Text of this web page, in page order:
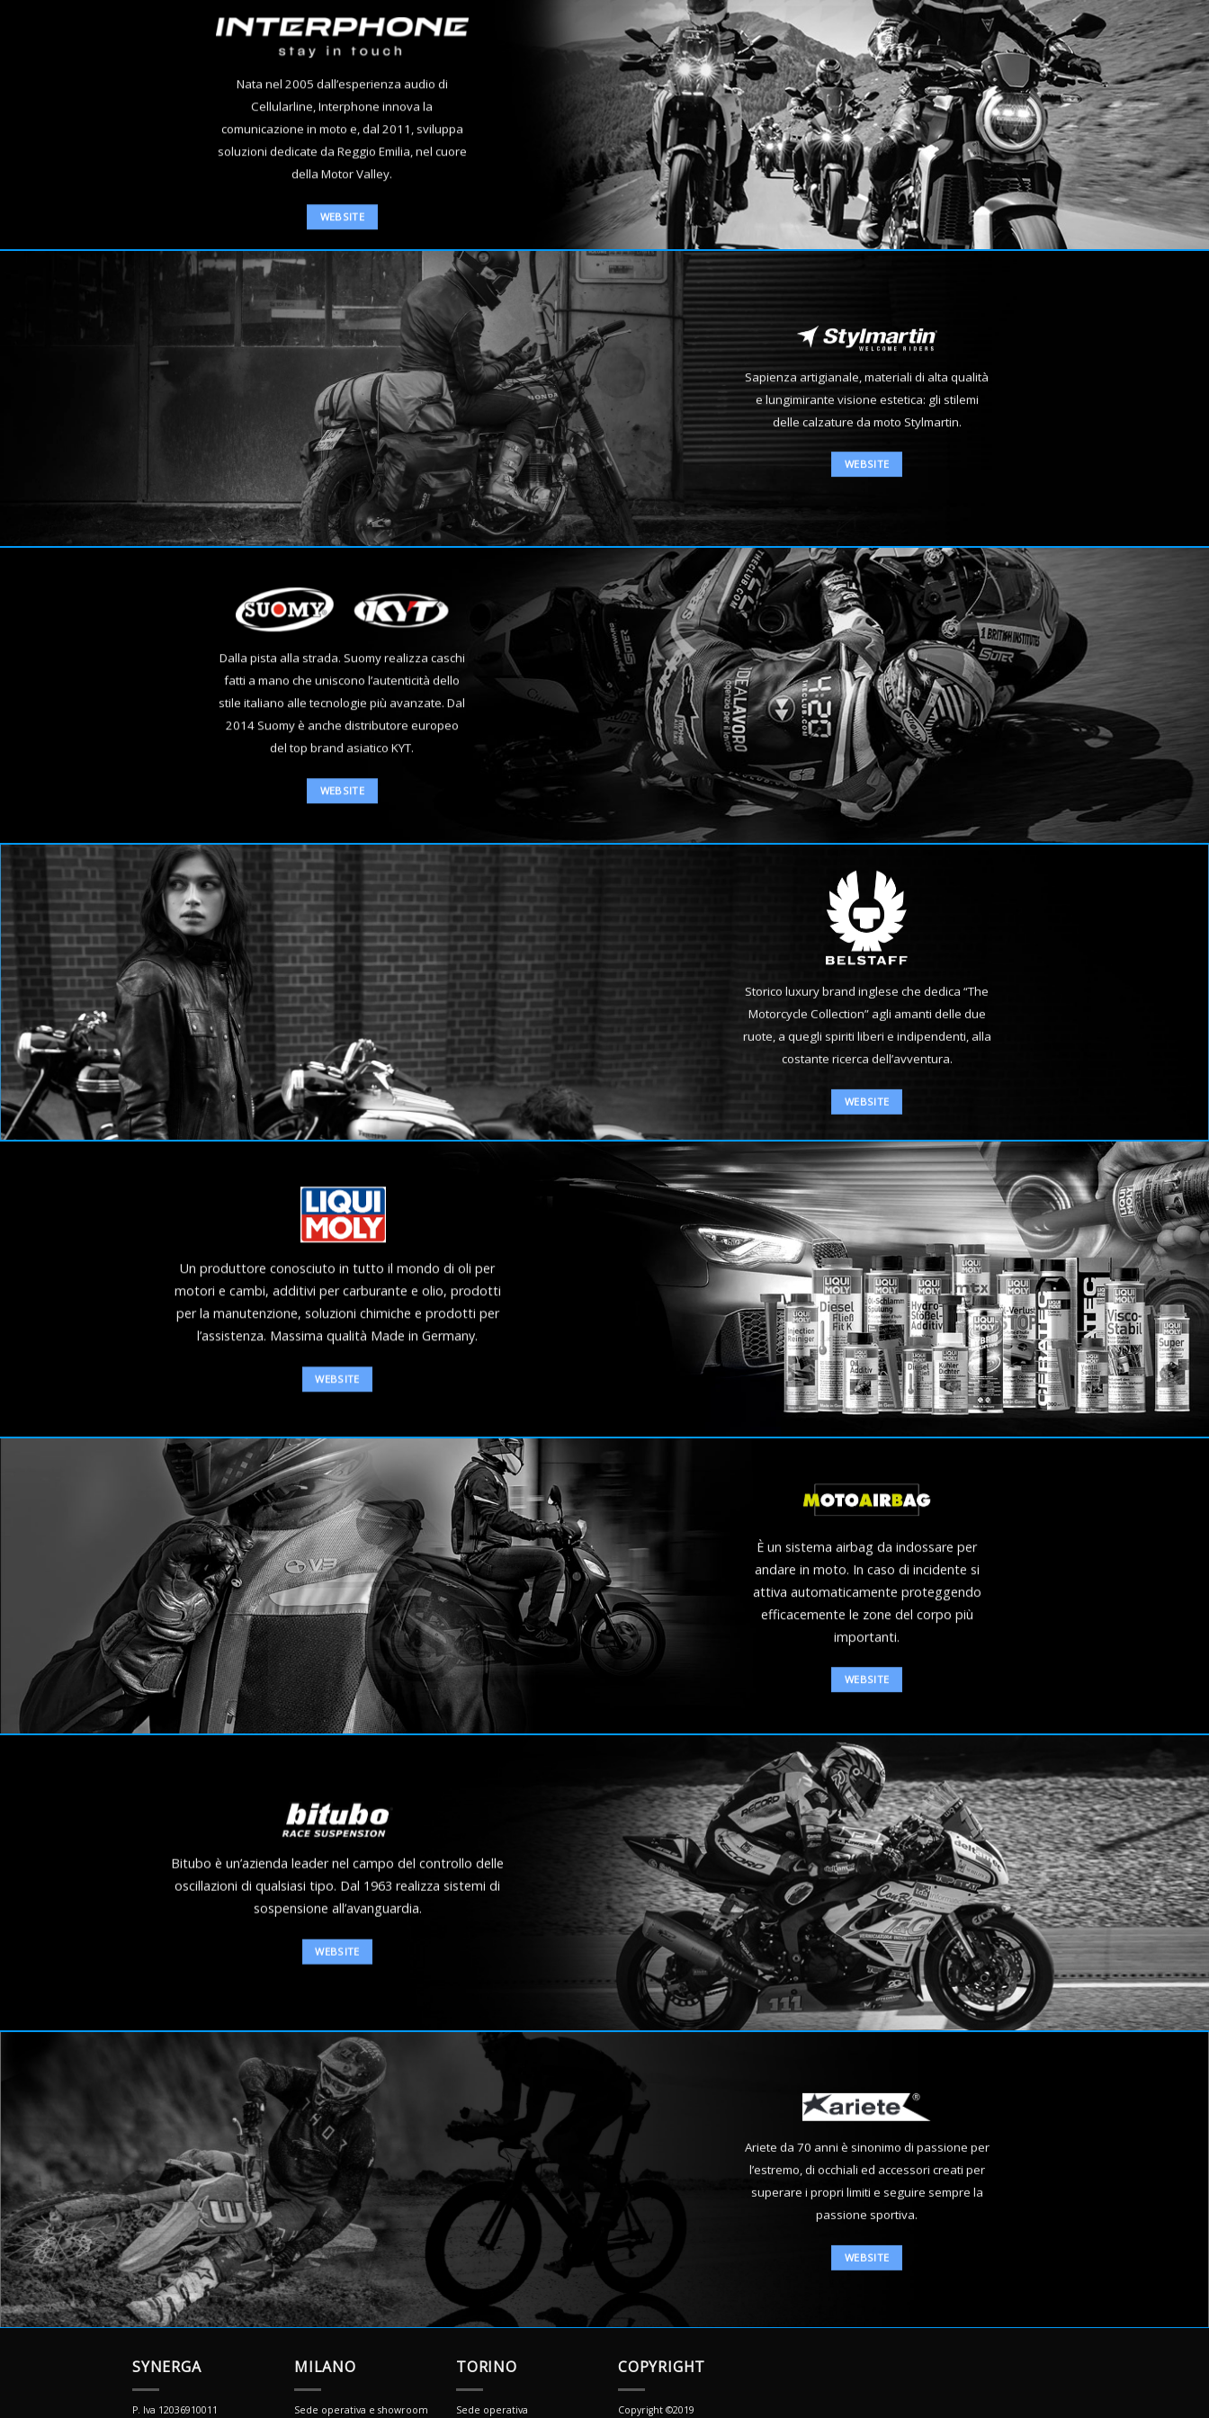
Nata nel 2005 dall’esperienza audio di
Cellularline, Interphone innova la
comunicazione in moto e, dal 2011, sviluppa
soluzioni dedicate da Reggio Emilia, nel cuore
della Motor Valley.
WEBSITE
Sapienza artigianale, materiali di alta qualità
e lungimirante visione estetica: gli stilemi
delle calzature da moto Stylmartin.
WEBSITE
Dalla pista alla strada. Suomy realizza caschi
fatti a mano che uniscono l’autenticità dello
stile italiano alle tecnologie più avanzate. Dal
2014 Suomy è anche distributore europeo
del top brand asiatico KYT.
WEBSITE
Storico luxury brand inglese che dedica “The
Motorcycle Collection” agli amanti delle due
ruote, a quegli spiriti liberi e indipendenti, alla
costante ricerca dell’avventura.
WEBSITE
Un produttore conosciuto in tutto il mondo di oli per
motori e cambi, additivi per carburante e olio, prodotti
per la manutenzione, soluzioni chimiche e prodotti per
l’assistenza. Massima qualità Made in Germany.
WEBSITE
È un sistema airbag da indossare per
andare in moto. In caso di incidente si
attiva automaticamente proteggendo
efficacemente le zone del corpo più
importanti.
WEBSITE
Bitubo è un’azienda leader nel campo del controllo delle
oscillazioni di qualsiasi tipo. Dal 1963 realizza sistemi di
sospensione all’avanguardia.
WEBSITE
Ariete da 70 anni è sinonimo di passione per
l’estremo, di occhiali ed accessori creati per
superare i propri limiti e seguire sempre la
passione sportiva.
WEBSITE
SYNERGA
P. Iva 12036910011
MILANO
Sede operativa e showroom
TORINO
Sede operativa
COPYRIGHT
Copyright ©2019